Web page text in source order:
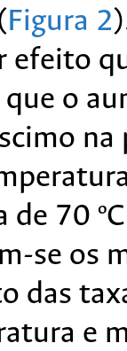
Figura 2
efeito
o
70
se os
das
e